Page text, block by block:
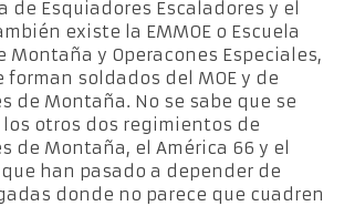
de Esquiadores Escaladores y el
existe la EMMOE o Escuela
Montaña y Operacones Especiales,
forman soldados del MOE y de
de Montaña. No se sabe que se
los otros dos regimientos de
de Montaña, el América 66 y el
han pasado a depender de
donde no parece que cuadren